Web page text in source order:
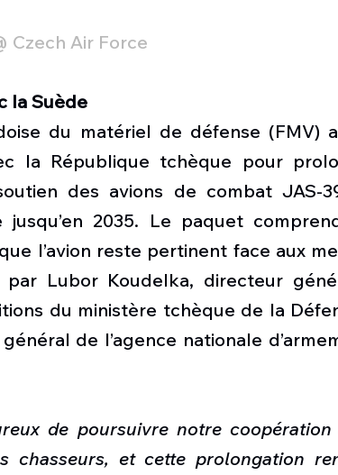
Czech Air Force
la Suède
du matériel de défense (FMV)
la République tchèque pour
des avions de combat JAS-
jusqu’en 2035. Le paquet
l’avion reste pertinent face aux
Lubor Koudelka, directeur
du ministère tchèque de la
de l’agence nationale
de poursuivre notre
chasseurs, et cette prolongation